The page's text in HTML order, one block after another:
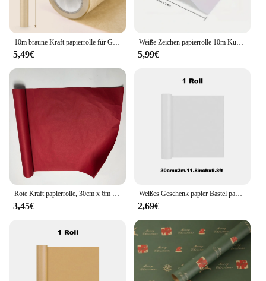
5,49€ 5,99€
3,45€
Weißes Geschenk papier Bastel papier Kraft papierrolle Bulletin Board Papierrolle, Kinder Kunst bedarf, Halloween Dekor, DIY Weihnachten
2,69€